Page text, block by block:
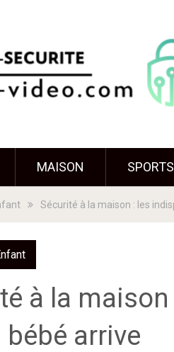
MAISON
Sécurité à la maison : les
à la
arrive